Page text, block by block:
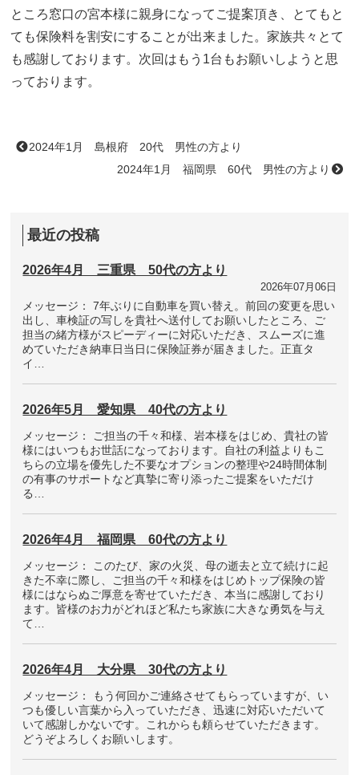
ところ窓口の宮本様に親身になってご提案頂き、とてもと
ても保険料を割安にすることが出来ました。家族共々とて
も感謝しております。次回はもう1台もお願いしようと思
っております。
2024年1月 島根府 20代 男性の方より
2024年1月 福岡県 60代 男性の方より
最近の投稿
2026年4月 三重県 50代の方より
2026年07月06日
メッセージ： 7年ぶりに自動車を買い替え。前回の変更を思い
出し、車検証の写しを貴社へ送付してお願いしたところ、ご
担当の緒方様がスピーディーに対応いただき、スムーズに進
めていただき納車日当日に保険証券が届きました。正直タ
イ…
2026年5月 愛知県 40代の方より
メッセージ： ご担当の千々和様、岩本様をはじめ、貴社の皆
様にはいつもお世話になっております。自社の利益よりもこ
ちらの立場を優先した不要なオプションの整理や24時間体制
の有事のサポートなど真摯に寄り添ったご提案をいただけ
る…
2026年4月 福岡県 60代の方より
メッセージ： このたび、家の火災、母の逝去と立て続けに起
きた不幸に際し、ご担当の千々和様をはじめトップ保険の皆
様にはならぬご厚意を寄せていただき、本当に感謝しており
ます。皆様のお力がどれほど私たち家族に大きな勇気を与え
て…
2026年4月 大分県 30代の方より
メッセージ： もう何回かご連絡させてもらっていますが、い
つも優しい言葉から入っていただき、迅速に対応いただいて
いて感謝しかないです。これからも頼らせていただきます。
どうぞよろしくお願いします。